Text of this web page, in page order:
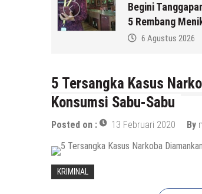
Begini
5 Rembang
6 Agustus 2026
5 Tersangka Kasus
Konsumsi Sabu-Sabu
Posted on : 13 Februari 2020 By
KRIMINAL